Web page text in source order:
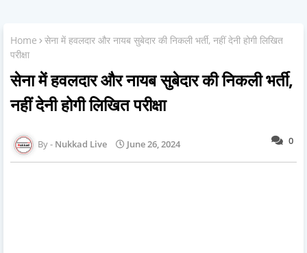
Home
सेना में हवलदार और नायब सुबेदार की निकली भर्ती, नहीं देनी होगी लिखित
परीक्षा
सेना में हवलदार और नायब सुबेदार की निकली भर्ती,
नहीं देनी होगी लिखित परीक्षा
0
Nukkad Live June 26, 2024